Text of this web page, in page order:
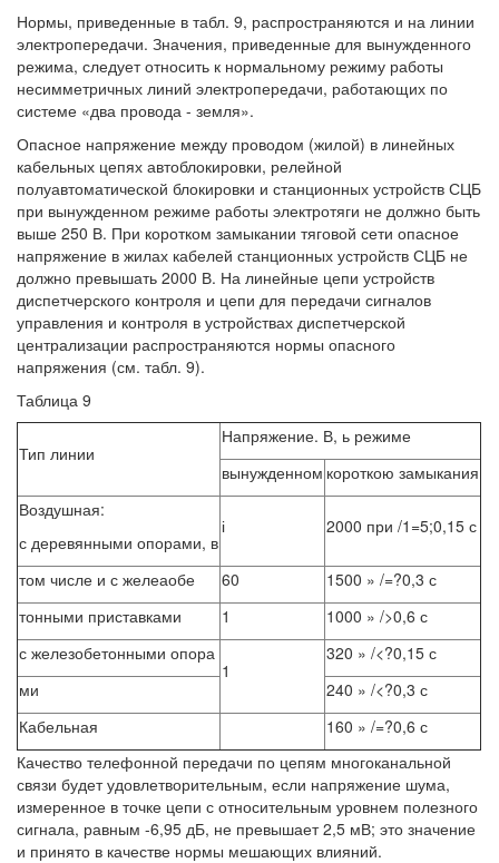
Нормы, приведенные в табл. 9, распространяются и на линии
электропередачи. Значения, приведенные для вынужденного
режима, следует относить к нормальному режиму работы
несимметричных линий электропередачи, работающих по
системе «два провода - земля».
Опасное напряжение между проводом (жилой) в линейных
кабельных цепях автоблокировки, релейной
полуавтоматической блокировки и станционных устройств СЦБ
при вынужденном режиме работы электротяги не должно быть
выше 250 В. При коротком замыкании тяговой сети опасное
напряжение в жилах кабелей станционных устройств СЦБ не
должно превышать 2000 В. На линейные цепи устройств
диспетчерского контроля и цепи для передачи сигналов
управления и контроля в устройствах диспетчерской
централизации распространяются нормы опасного
напряжения (см. табл. 9).
Таблица 9
Тип линии
Напряжение. В, ь режиме
вынужденном короткою замыкания
Воздушная:
с деревянными опорами, в
і 2000 при /1=5;0,15 с
том числе и с желеаобе 60
1500 » /=?0,3 с
тонными приставками
1
1000 » />0,6 с
с железобетонными опора
1
320 » /<?0,15 с
ми
240 » /<?0,3 с
Кабельная
160 » /=?0,6 с
Качество телефонной передачи по цепям многоканальной
связи будет удовлетворительным, если напряжение шума,
измеренное в точке цепи с относительным уровнем полезного
сигнала, равным -6,95 дБ, не превышает 2,5 мВ; это значение
и принято в качестве нормы мешающих влияний.